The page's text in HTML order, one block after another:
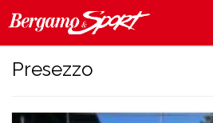
Presezzo